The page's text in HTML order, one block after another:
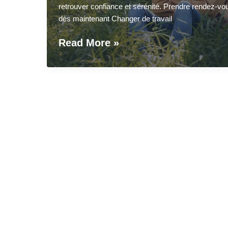
retrouver confiance et sérénité. Prendre rendez-
dès maintenant Changer de travail
Surmonter
le
deuil
Read More »